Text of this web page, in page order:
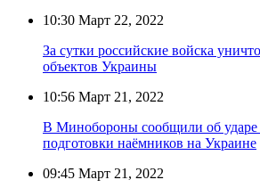
10:30 Март 22, 2022
За сутки российские войска
объектов Украины
10:56 Март 21, 2022
В Минобороны сообщили об ударе
подготовки наёмников на Украине
09:45 Март 21, 2022